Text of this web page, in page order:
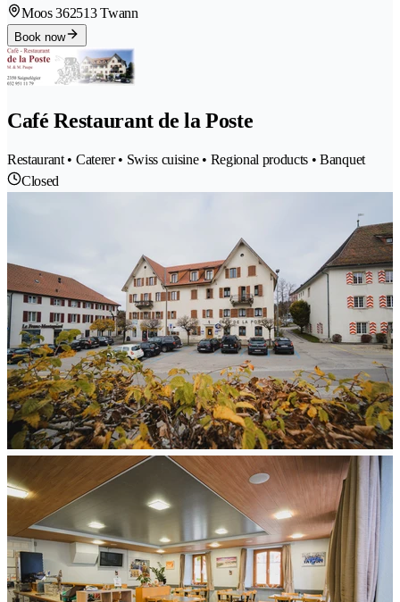
Moos 362513 Twann
Book now
Café Restaurant de la Poste
Restaurant • Caterer • Swiss cuisine • Regional products • Banquet
Closed